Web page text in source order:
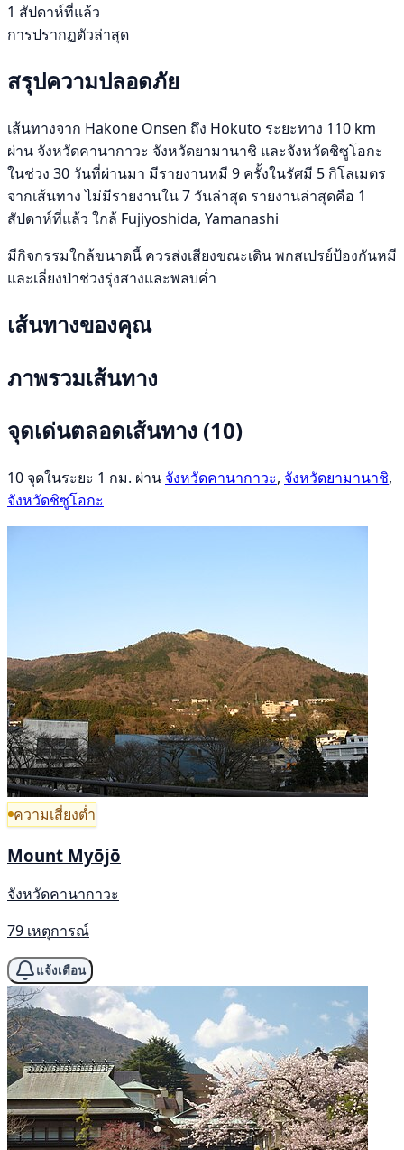
1 สัปดาห์ที่แล้ว
การปรากฏตัวล่าสุด
สรุปความปลอดภัย
เส้นทางจาก Hakone Onsen ถึง Hokuto ระยะทาง 110 km
ผ่าน จังหวัดคานากาวะ จังหวัดยามานาชิ และจังหวัดชิซูโอกะ
ในช่วง 30 วันที่ผ่านมา มีรายงานหมี 9 ครั้งในรัศมี 5 กิโลเมตร
จากเส้นทาง ไม่มีรายงานใน 7 วันล่าสุด รายงานล่าสุดคือ 1
สัปดาห์ที่แล้ว ใกล้ Fujiyoshida, Yamanashi
มีกิจกรรมใกล้ขนาดนี้ ควรส่งเสียงขณะเดิน พกสเปรย์ป้องกันหมี
และเลี่ยงป่าช่วงรุ่งสางและพลบค่ำ
เส้นทางของคุณ
ภาพรวมเส้นทาง
จุดเด่นตลอดเส้นทาง (10)
10 จุดในระยะ 1 กม. ผ่าน จังหวัดคานากาวะ, จังหวัดยามานาชิ,
จังหวัดชิซูโอกะ
ความเสี่ยงต่ำ
Mount Myōjō
จังหวัดคานากาวะ
79 เหตุการณ์
แจ้งเตือน